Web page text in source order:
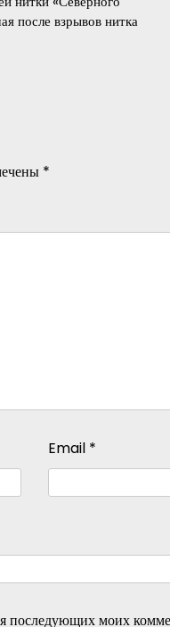
после взрывов нитка
*
Email *
последующих моих